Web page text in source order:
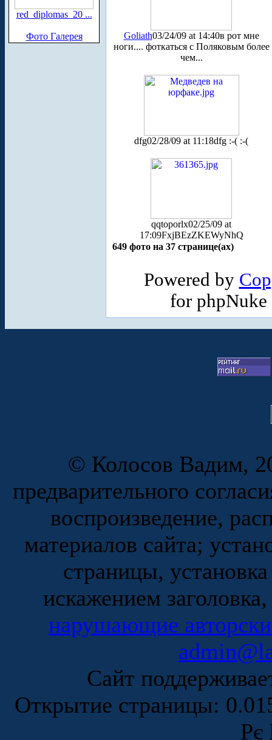
red_diplomas_20 ...
Фото Галерея Goliath03/24/09 at 14:40в рот мне
ноги.... фоткаться с Поляковым более
чем...
dfg02/28/09 at 11:18dfg :-( :-(
qqtoporlx02/25/09 at
17:09FxjBEzZKEWyNhQ
649 фото на 37 странице(ах)
Powered by
for
© Колосов Вадим,
предварительного
воспроизведение,
материалов сайта;
страницы,
искажением
нарушающие
Сайт
Открытие страницы:
Рє